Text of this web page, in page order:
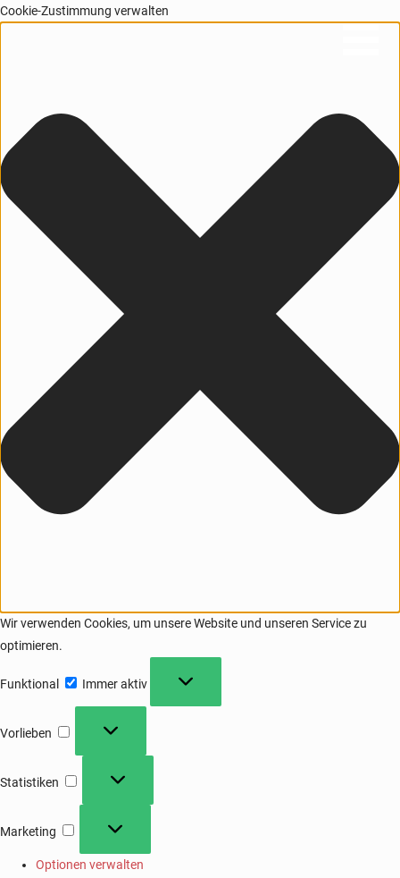
Cookie-Zustimmung verwalten
Wir verwenden Cookies, um unsere Website und unseren Service zu
optimieren.
Funktional Immer aktiv
Vorlieben
Statistiken
Marketing
Optionen verwalten